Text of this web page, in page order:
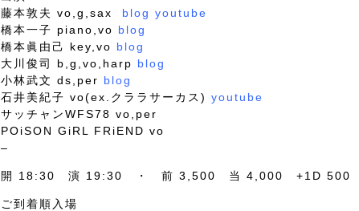
藤本敦夫 vo,g,sax blog youtube
橋本一子 piano,vo blog
橋本眞由己 key,vo blog
大川俊司 b,g,vo,harp blog
小林武文 ds,per blog
石井美紀子 vo(ex.クララサーカス) youtube
サッチャンWFS78 vo,per
POiSON GiRL FRiEND vo
–
開 18:30 演 19:30 ・ 前 3,500 当 4,000 +1D 500
ご到着順入場